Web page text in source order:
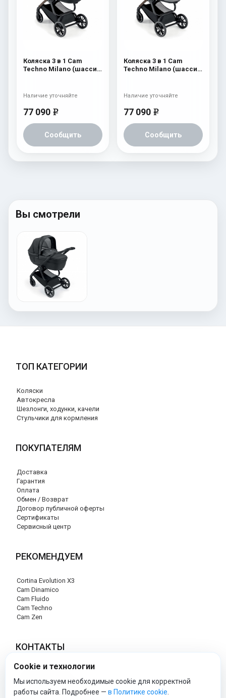
Коляска 3 в 1 Cam
Techno Milano (шасси
77 090 e
Сообщить
Наличие уточняйте
Коляска 3 в 1 Cam
Techno Milano (шасси
77 090 e
Сообщить
Наличие уточняйте
Вы смотрели
ТОП КАТЕГОРИИ
Коляски
Автокресла
Шезлонги, ходунки, качели
Стульчики для кормления
ПОКУПАТЕЛЯМ
Доставка
Гарантия
Оплата
Обмен / Возврат
Договор публичной оферты
Сертификаты
Сервисный центр
РЕКОМЕНДУЕМ
Cortina Evolution X3
Cam Dinamico
Cam Fluido
Cam Techno
Cam Zen
КОНТАКТЫ
+7 (495) 120-29-85
info@cam-official-store.ru
Cookie и технологии
Мы используем необходимые cookie для корректной
работы сайта. Подробнее — в Политике cookie